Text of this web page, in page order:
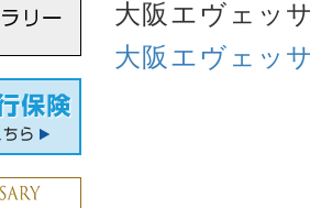
大阪エヴェッ
大阪エヴェッ